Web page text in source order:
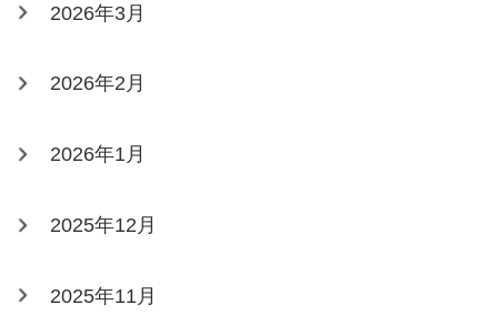
2026年3月
2026年2月
2026年1月
2025年12月
2025年11月